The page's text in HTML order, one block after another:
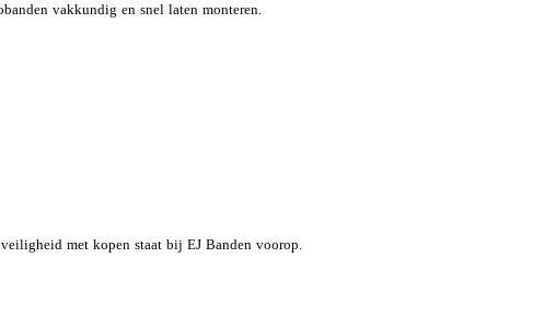
vakkundig en snel laten monteren.
met kopen staat bij EJ Banden voorop.